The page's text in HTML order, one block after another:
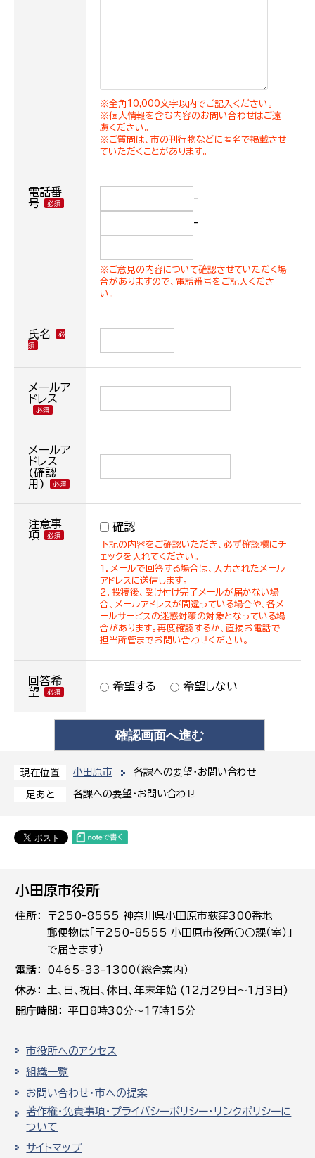
現在位置 小田原市 各課への要望・お問い合わせ
足あと 各課への要望・お問い合わせ
※全角10,000文字以内でご記入ください。
※個人情報を含む内容のお問い合わせはご遠
慮ください。
※ご質問は、市の刊行物などに匿名で掲載させ
ていただくことがあります。
電話番
号
-
-
※ご意見の内容について確認させていただく場
合がありますので、電話番号をご記入くださ
い。
氏名
メールア
ドレス
メールア
ドレス
(確認
用)
注意事
項
確認
下記の内容をご確認いただき、必ず確認欄にチ
ェックを入れてください。
１．メールで回答する場合は、入力されたメール
アドレスに送信します。
２．投稿後、受け付け完了メールが届かない場
合、メールアドレスが間違っている場合や、各メ
ールサービスの迷惑対策の対象となっている場
合があります。再度確認するか、直接お電話で
担当所管までお問い合わせください。
回答希
望
希望する 希望しない
小田原市役所
住所
〒250-8555 神奈川県小田原市荻窪300番地
郵便物は「〒250-8555 小田原市役所○○課（室）」
で届きます）
電話
0465-33-1300（総合案内）
休み
土､日､祝日、休日、年末年始 (12月29日～1月3日)
開庁時間
平日8時30分～17時15分
市役所へのアクセス
組織一覧
お問い合わせ・市への提案
著作権・免責事項・プライバシーポリシー・リンクポリシーに
ついて
サイトマップ